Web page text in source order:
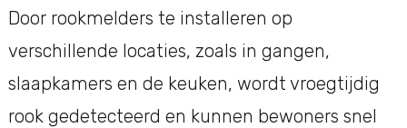
Door rookmelders te installeren op
verschillende locaties, zoals in gangen,
slaapkamers en de keuken, wordt vroegtijdig
rook gedetecteerd en kunnen bewoners snel